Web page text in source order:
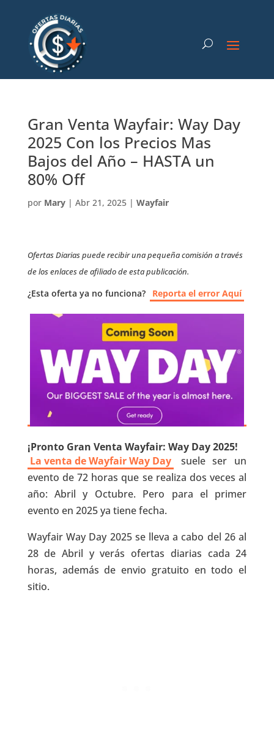
Gran Venta Wayfair: Way Day
2025 Con los Precios Mas
Bajos del Año – HASTA un
80% Off
por Mary| Abr 21, 2025| Wayfair
Ofertas Diarias puede recibir una pequeña comisión a través
de los enlaces de afiliado de esta publicación.
¿Esta oferta ya no funciona? Reporta el error Aquí
¡Pronto Gran Venta Wayfair: Way Day 2025!
La venta de Wayfair Way Day
suele ser un
evento de 72 horas que se realiza dos veces al
año: Abril y Octubre. Pero para el primer
evento en 2025 ya tiene fecha.
Wayfair Way Day 2025 se lleva a cabo del 26 al
28 de Abril y verás ofertas diarias cada 24
horas, además de envio gratuito en todo el
sitio.